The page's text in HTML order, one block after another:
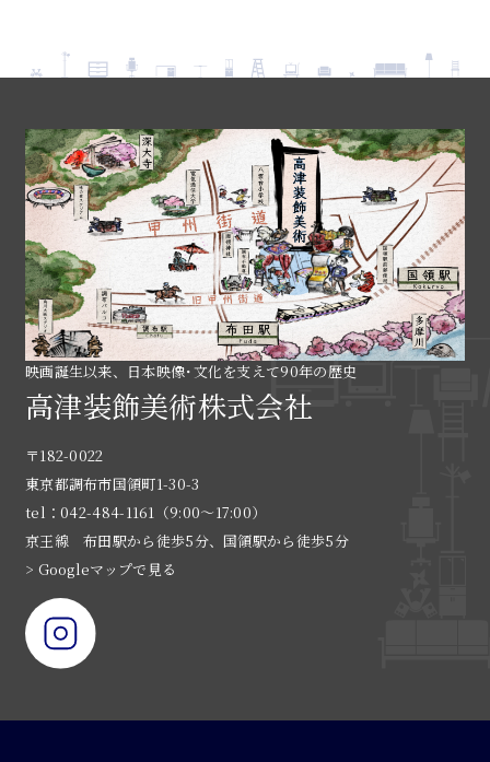
映画誕生以来、日本映像･文化を支えて90年の歴史
高津装飾美術株式会社
〒182-0022
東京都調布市国領町1-30-3
tel：042-484-1161（9:00〜17:00）
京王線 布田駅から徒歩5分、国領駅から徒歩5分
> Googleマップで見る